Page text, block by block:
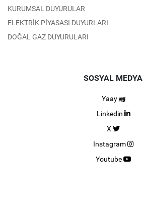
KURUMSAL DUYURULAR
ELEKTRİK PİYASASI DUYURLARI
DOĞAL GAZ DUYURULARI
SOSYAL MEDYA
Yaay
Linkedin
X
Instagram
Youtube